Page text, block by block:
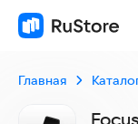
Главная